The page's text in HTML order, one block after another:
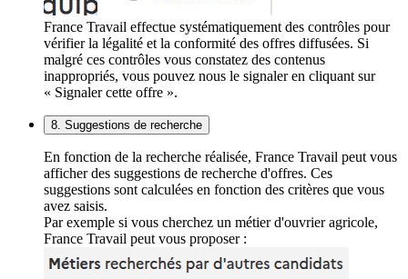
France Travail effectue systématiquement des contrôles pour
vérifier la légalité et la conformité des offres diffusées. Si
malgré ces contrôles vous constatez des contenus
inappropriés, vous pouvez nous le signaler en cliquant sur
« Signaler cette offre ».
8. Suggestions de recherche
En fonction de la recherche réalisée, France Travail peut vous
afficher des suggestions de recherche d'offres. Ces
suggestions sont calculées en fonction des critères que vous
avez saisis.
Par exemple si vous cherchez un métier d'ouvrier agricole,
France Travail peut vous proposer :